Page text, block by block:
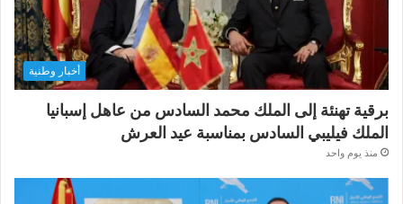
أخبار وطنية
برقية تهنئة إلى الملك محمد السادس من عاهل إسبانيا
الملك فيليبي السادس بمناسبة عيد العرش
منذ يوم واحد